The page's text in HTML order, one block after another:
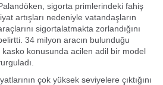
sigorta primlerindeki fahiş
artışları nedeniyle vatandaşların
sigortalatmakta zorlandığını
34 milyon aracın bulunduğu
konusunda acilen adil bir model
çok yüksek seviyelere çıktığını